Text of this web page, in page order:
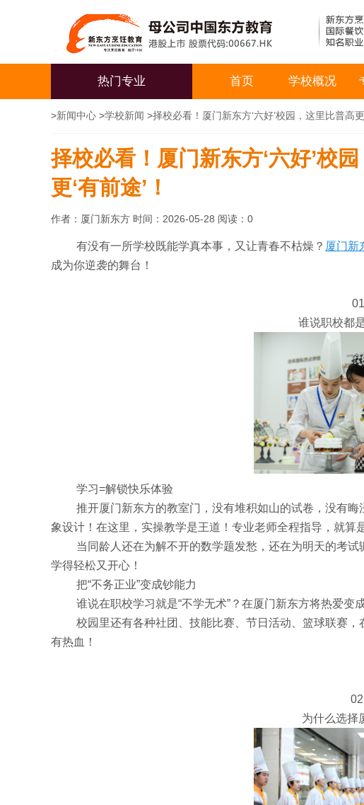
热门专业 首页 学校概况
>新闻中心 >学校新闻 >择校必看！厦门新东方‘六好’校园，这里比普高
择校必看！厦门新东方‘六好’校
更‘有前途’！
作者：厦门新东方 时间：2026-05-28 阅读： 0
有没有一所学校既能学真本事，又让青春不枯燥？ 厦门新
成为你逆袭的舞台！
01
谁说职校都
学习=解锁快乐体验
推开厦门新东方的教室门，没有堆积如山的试卷，没有
象设计！在这里，实操教学是王道！专业老师全程指导，就
当同龄人还在为解不开的数学题发愁，还在为明天的考
学得轻松又开心！
把“不务正业”变成钞能力
谁说在职校学习就是“不学无术”？在厦门新东方将热爱变
校园里还有各种社团、技能比赛、节日活动、篮球联赛
有热血！
02
为什么选择